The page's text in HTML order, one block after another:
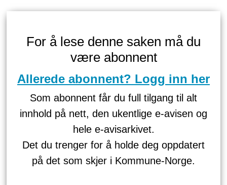
For å lese denne saken må du
være abonnent
Allerede abonnent? Logg inn her
Som abonnent får du full tilgang til alt
innhold på nett, den ukentlige e-avisen og
hele e-avisarkivet.
Det du trenger for å holde deg oppdatert
på det som skjer i Kommune-Norge.